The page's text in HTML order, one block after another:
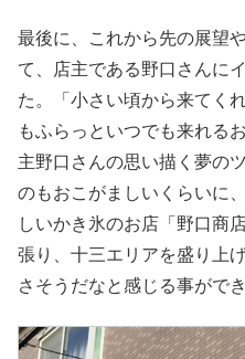
最後に、これから先の展望
て、店主である野口さんに
た。「小さい頃から来てく
もふらっといつでも来れる
主野口さんの思い描く夢の
のもおこがましいくらいに
しいかき氷のお店「野口商
張り、十三エリアを盛り上
さそうだなと感じる事ができ